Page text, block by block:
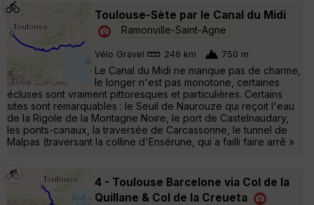
Toulouse-Sète par le Canal du Midi
Ramonville-Saint-Agne
Vélo Gravel 246 km 750 m
Le Canal du Midi ne manque pas de charme,
le longer n'est pas monotone, certaines
écluses sont vraiment pittoresques et particulières. Certains
sites sont remarquables : le Seuil de Naurouze qui reçoit l'eau
de la Rigole de la Montagne Noire, le port de Castelnaudary,
les ponts-canaux, la traversée de Carcassonne, le tunnel de
Malpas (traversant la colline d'Ensérune, qui a failli faire arrê »
4 - Toulouse Barcelone via Col de la
Quillane & Col de la Creueta